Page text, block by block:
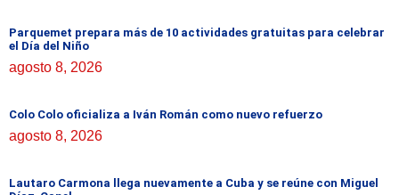
Parquemet prepara más de 10 actividades gratuitas para celebrar
el Día del Niño
agosto 8, 2026
Colo Colo oficializa a Iván Román como nuevo refuerzo
agosto 8, 2026
Lautaro Carmona llega nuevamente a Cuba y se reúne con Miguel